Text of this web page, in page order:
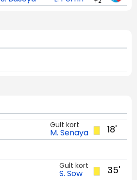
18'
Gult kort
M. Senaya
35'
Gult kort
S. Sow